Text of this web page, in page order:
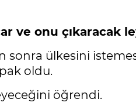
ve onu çıkaracak
sonra ülkesini
oldu.
öğrendi.